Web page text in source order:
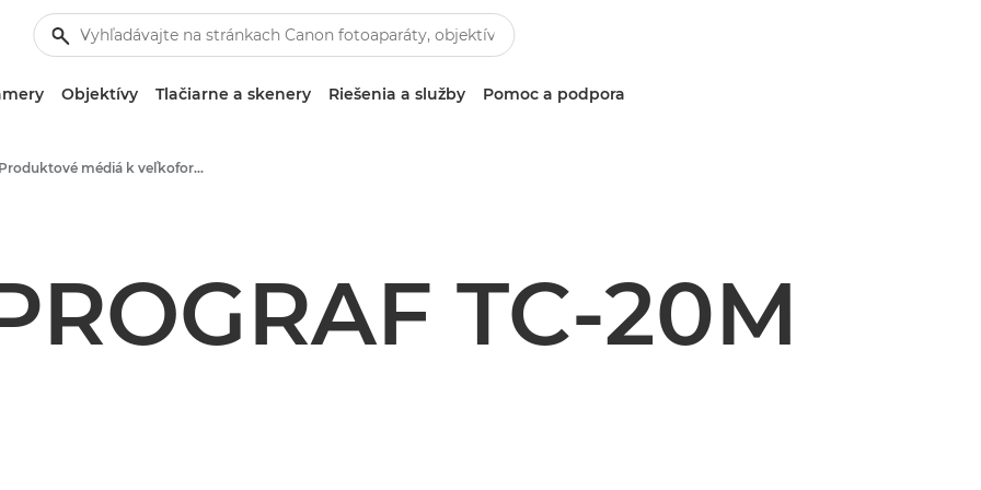
Objektívy Tlačiarne a skenery Riešenia a služby Pomoc a podpora
Produktové médiá k veľkoformátovej tlači – Tlačové stredisko Canon
TC-20M